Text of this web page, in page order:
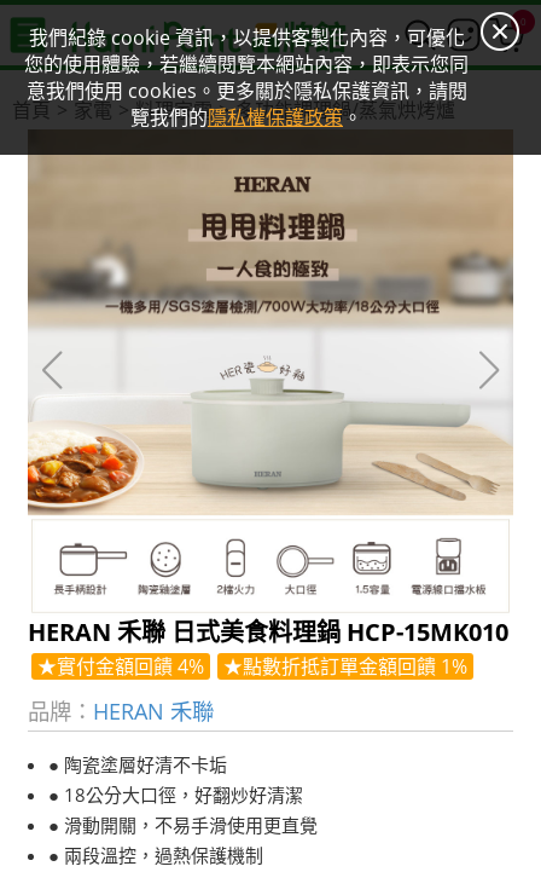
我們紀錄 cookie 資訊，以提供客製化內容，可優化
您的使用體驗，若繼續閱覽本網站內容，即表示您同
意我們使用 cookies。更多關於隱私保護資訊，請閱
覽我們的隱私權保護政策。
0
首頁 家電 料理家電 多功能調理鍋/蒸氣烘烤爐
HERAN 禾聯 日式美食料理鍋 HCP-15MK010
★實付金額回饋 4% ★點數折抵訂單金額回饋 1%
品牌： HERAN 禾聯
● 陶瓷塗層好清不卡垢
● 18公分大口徑，好翻炒好清潔
● 滑動開關，不易手滑使用更直覺
● 兩段溫控，過熱保護機制